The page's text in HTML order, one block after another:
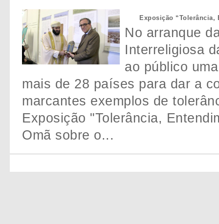
Exposição “Tolerância,
No arranque
Interreligiosa
ao público
mais de 28 países para dar a
marcantes exemplos de
Exposição "Tolerância,
Omã sobre o...